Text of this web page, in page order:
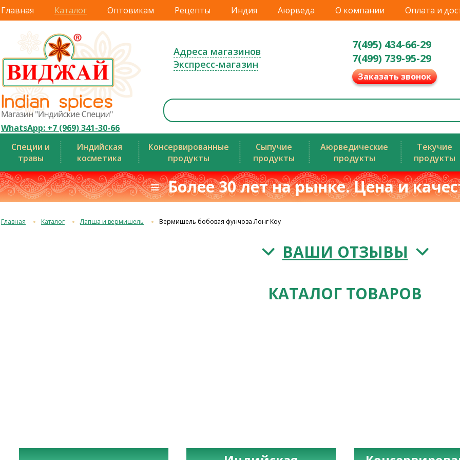
Главная Каталог Оптовикам Рецепты Индия Аюрведа О компании Оплата и
WhatsApp: +7 (969) 341-30-66
Адреса магазинов
Экспресс-магазин
7(495) 434-66-29
7(499) 739-95-29
Заказать звонок
Специи и
травы
Индийская
косметика
Консервированные
продукты
Сыпучие
продукты
Аюрведические
продукты
Текучие
продукты
≡ Более 30 лет на рынке. Цена и
Главная Каталог Лапша и вермишель Вермишель бобовая фунчоза Лонг Коу
ВАШИ ОТЗЫВЫ
КАТАЛОГ ТОВАРОВ